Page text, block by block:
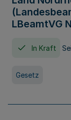
LBeamtVG
In Kraft
Gesetz